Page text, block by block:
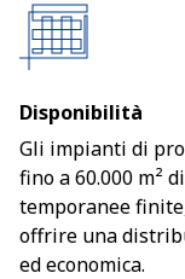
Disponibilità
Gli impianti di
fino a 60.000 m²
temporanee
offrire una
ed economica.